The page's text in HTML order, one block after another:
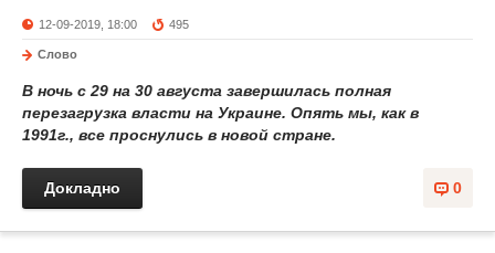
12-09-2019, 18:00 495
Слово
В ночь с 29 на 30 августа завершилась полная
перезагрузка власти на Украине. Опять мы, как в
1991г., все проснулись в новой стране.
0
Докладно